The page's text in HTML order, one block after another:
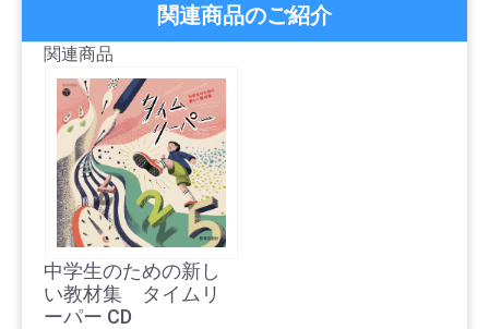
関連商品のご紹介
関連商品
中学生のための新し
い教材集 タイムリ
ーパー CD